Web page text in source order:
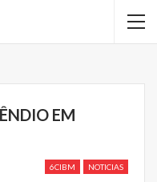
EM
6CIBM NOTICIAS